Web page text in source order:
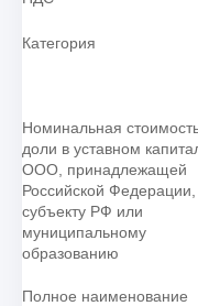
Категория
Номинальная
доли в уставном
ООО, принадлежащей
Российской Федерации,
субъекту РФ или
муниципальному
образованию
Полное наименование